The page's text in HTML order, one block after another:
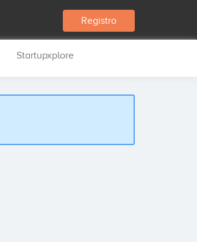
Registro
Startupxplore